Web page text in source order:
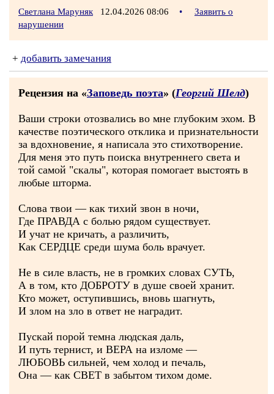
Светлана Маруняк 12.04.2026 08:06 •
Заявить о
нарушении
+ добавить замечания
Рецензия на «Заповедь поэта» (Георгий Шелд)
​Ваши строки отозвались во мне глубоким эхом. В
качестве поэтического отклика и признательности
за вдохновение, я написала это стихотворение.
Для меня это путь поиска внутреннего света и
той самой "скалы", которая помогает выстоять в
любые шторма.
Слова твои — как тихий звон в ночи,
Где ПРАВДА с болью рядом существует.
И учат не кричать, а различить,
Как СЕРДЦЕ среди шума боль врачует.
Не в силе власть, не в громких словах СУТЬ,
А в том, кто ДОБРОТУ в душе своей хранит.
Кто может, оступившись, вновь шагнуть,
И злом на зло в ответ не наградит.
Пускай порой темна людская даль,
И путь тернист, и ВЕРА на изломе —
ЛЮБОВЬ сильней, чем холод и печаль,
Она — как СВЕТ в забытом тихом доме.